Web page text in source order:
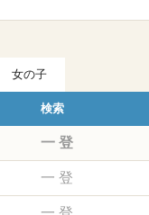
女の子
検索
一 登
一 登